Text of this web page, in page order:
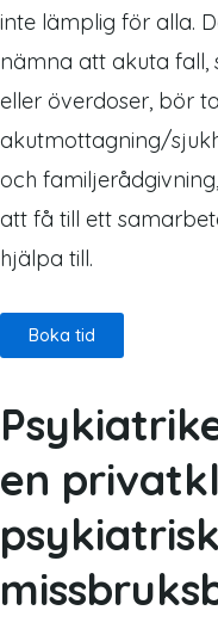
inte lämplig för alla.
nämna att akuta fall,
eller överdoser, bör
akutmottagning/
och
att få till ett
hjälpa till.
Boka tid
en